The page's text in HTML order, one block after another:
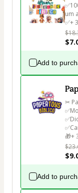
um
✅+
Add to
✂
🎁+
Add to